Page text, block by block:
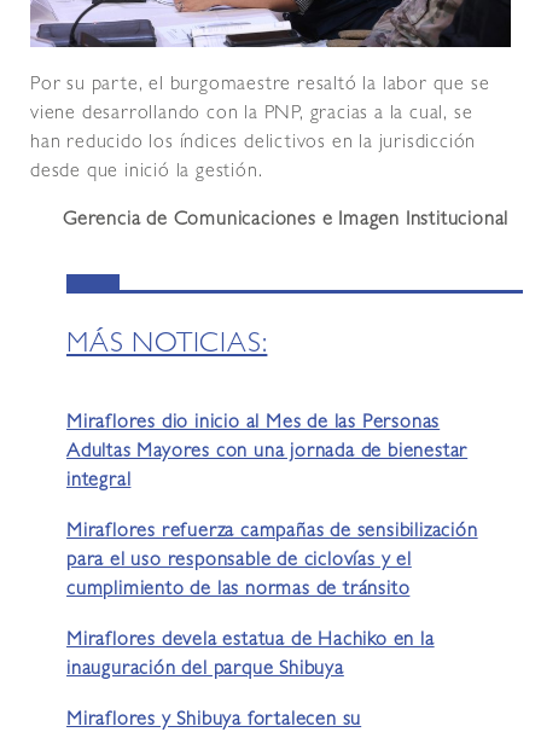
Por su parte, el burgomaestre resaltó la labor que se
viene desarrollando con la PNP, gracias a la cual, se
han reducido los índices delictivos en la jurisdicción
desde que inició la gestión.
Gerencia de Comunicaciones e Imagen Institucional
MÁS NOTICIAS:
Miraflores dio inicio al Mes de las Personas
Adultas Mayores con una jornada de bienestar
integral
Miraflores refuerza campañas de sensibilización
para el uso responsable de ciclovías y el
cumplimiento de las normas de tránsito
Miraflores devela estatua de Hachiko en la
inauguración del parque Shibuya
Miraflores y Shibuya fortalecen su